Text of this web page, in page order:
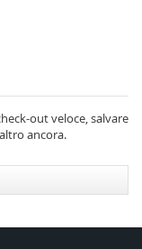
out veloce, salvare
ancora.